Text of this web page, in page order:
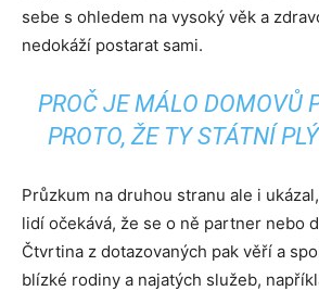
sebe s ohledem na vysoký věk a
nedokáží postarat sami.
PROČ JE MÁLO DOMOVŮ
PROTO, ŽE TY STÁTNÍ
Průzkum na druhou stranu ale i
lidí očekává, že se o ně partner nebo
Čtvrtina z dotazovaných pak věří a
blízké rodiny a najatých služeb,